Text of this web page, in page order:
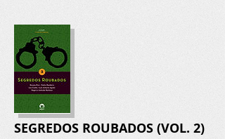
SEGREDOS ROUBADOS (VOL. 2)